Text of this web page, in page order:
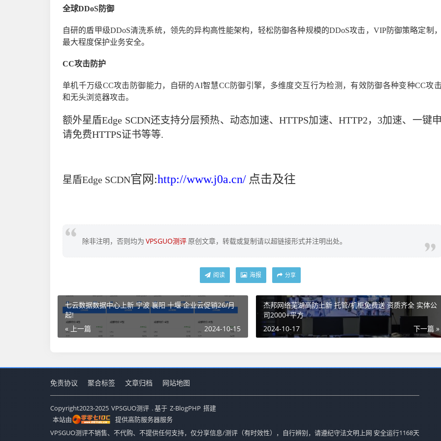
全球DDoS防御
自研的盾甲级DDoS清洗系统，领先的异构高性能架构，轻松防御各种规模的DDoS攻击，VIP防御策略定制，
最大程度保护业务安全。
CC攻击防护
单机千万级CC攻击防御能力，自研的AI智慧CC防御引擎，多维度交互行为检测，有效防御各种变种CC攻击
和无头浏览器攻击。
额外星盾Edge SCDN还支持分层预热、动态加速、HTTPS加速、HTTP2，3加速、一键申
请免费HTTPS证书等等.
星盾Edge SCDN官网:http://www.j0a.cn/ 点击及往
除非注明，否则均为 VPSGUO测评 原创文章，转载或复制请以超链接形式并注明出处。
阅读 海报 分享
七云数据数据中心上新 宁波 襄阳 十堰 企业云促销26/月
起!
« 上一篇
2024-10-15
杰邦网络芜湖高防上新 托管/机柜免费送 资质齐全 实体公
司2000+平方
下一篇 »
2024-10-17
免责协议 聚合标签 文章归档 网站地图
Copyright2023-2025 VPSGUO测评 . 基于 Z-BlogPHP 搭建
本站由
提供高防服务器服务
VPSGUO测评不销售、不代购、不提供任何支持，仅分享信息/测评（有时效性），自行辨别，请遵纪守法文明上网 安全运行1168天